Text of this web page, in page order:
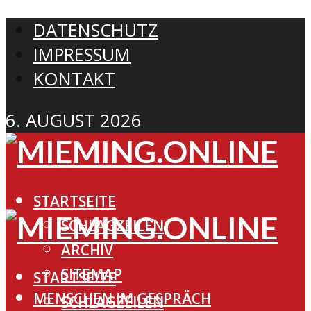
DATENSCHUTZ
IMPRESSUM
KONTAKT
6. AUGUST 2026
STARTSEITE
SCHLAGZEILEN
ARCHIV
SITEMAP
MENSCHEN IM GESPRÄCH
STARTSEITE
SCHLAGZEILEN